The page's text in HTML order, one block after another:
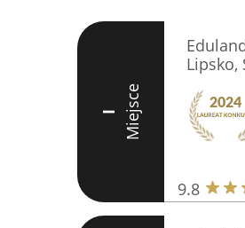
I Miejsce
Lipsko,
9.8